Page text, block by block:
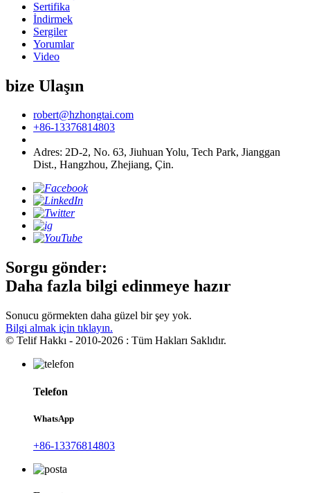
Sertifika
İndirmek
Sergiler
Yorumlar
Video
bize Ulaşın
robert@hzhongtai.com
+86-13376814803
Adres: 2D-2, No. 63, Jiuhuan Yolu, Tech Park, Jianggan
Dist., Hangzhou, Zhejiang, Çin.
Sorgu gönder:
Daha fazla bilgi edinmeye hazır
Sonucu görmekten daha güzel bir şey yok.
Bilgi almak için tıklayın.
© Telif Hakkı - 2010-2026 : Tüm Hakları Saklıdır.
Telefon
WhatsApp
+86-13376814803